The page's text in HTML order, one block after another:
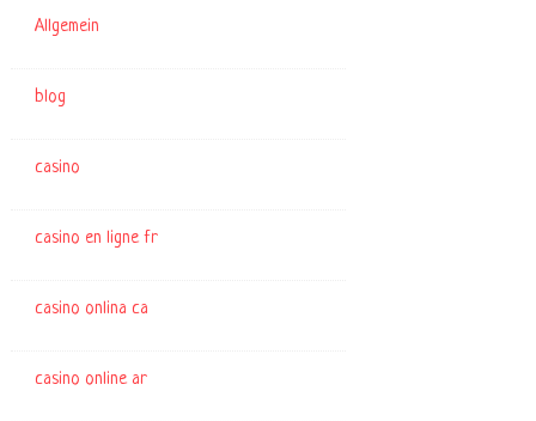
Allgemein
blog
casino
casino en ligne fr
casino onlina ca
casino online ar